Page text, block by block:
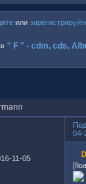
или
» " F " - cdm, cds,
04-
11-05